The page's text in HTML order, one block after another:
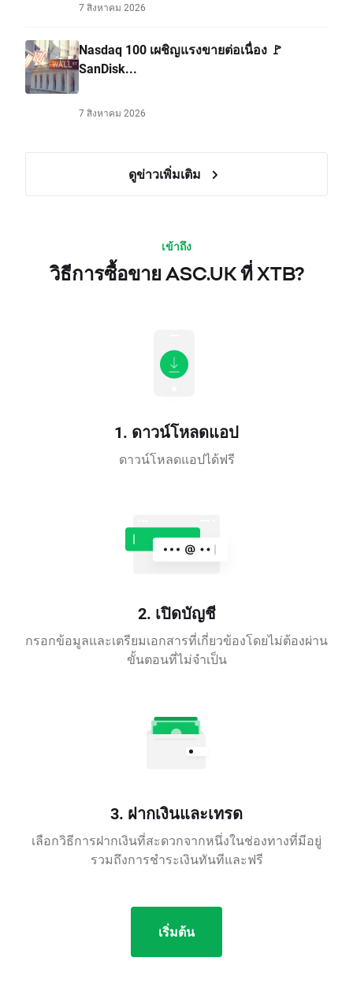
7 สิงหาคม 2026
Nasdaq 100 เผชิญแรงขายต่อเนื่อง 🚩
SanDisk...
7 สิงหาคม 2026
ดูข่าวเพิ่มเติม
เข้าถึง
วิธีการซื้อขาย ASC.UK ที่ XTB?
1. ดาวน์โหลดแอป
ดาวน์โหลดแอปได้ฟรี
2. เปิดบัญชี
กรอกข้อมูลและเตรียมเอกสารที่เกี่ยวข้องโดยไม่ต้องผ่าน
ขั้นตอนที่ไม่จำเป็น
3. ฝากเงินและเทรด
เลือกวิธีการฝากเงินที่สะดวกจากหนึ่งในช่องทางที่มีอยู่
รวมถึงการชำระเงินทันทีและฟรี
เริ่มต้น